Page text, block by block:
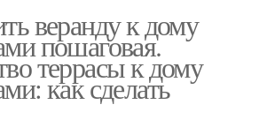
веранду к дому
пошаговая.
террасы к дому
как сделать